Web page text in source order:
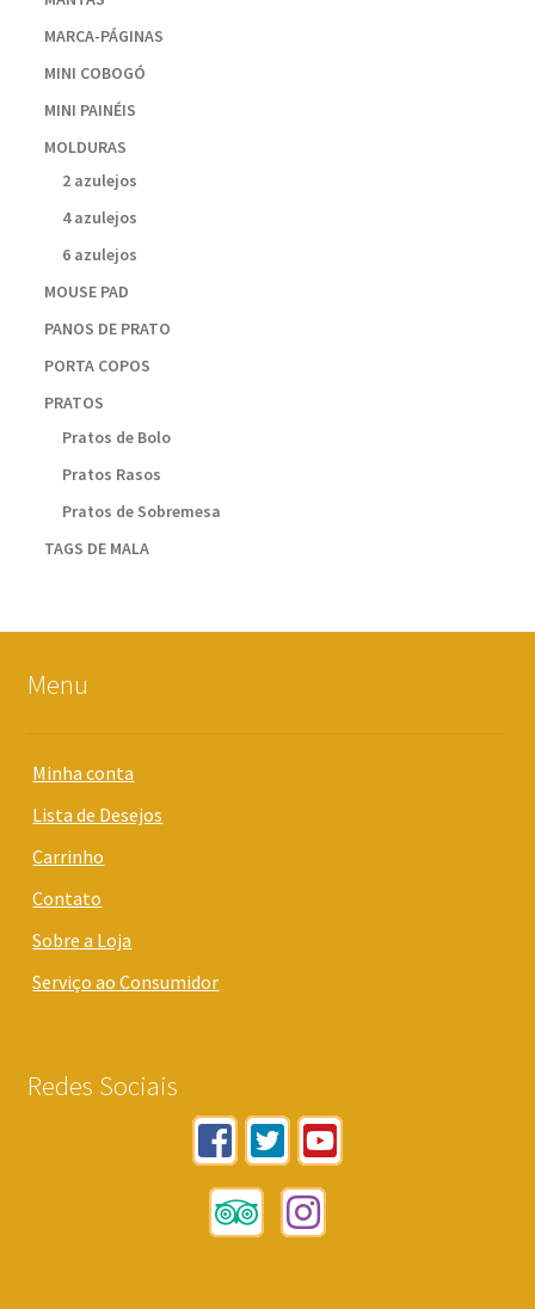
MARCA-PÁGINAS
MINI COBOGÓ
MINI PAINÉIS
MOLDURAS
2 azulejos
4 azulejos
6 azulejos
MOUSE PAD
PANOS DE PRATO
PORTA COPOS
PRATOS
Pratos de Bolo
Pratos Rasos
Pratos de Sobremesa
TAGS DE MALA
Menu
Minha conta
Lista de Desejos
Carrinho
Contato
Sobre a Loja
Serviço ao Consumidor
Redes Sociais